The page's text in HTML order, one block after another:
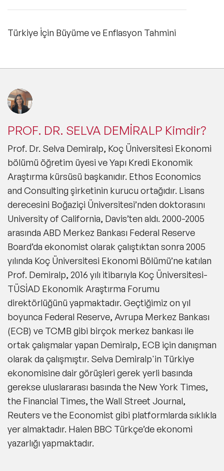
Türkiye İçin Büyüme ve Enflasyon Tahmini
PROF. DR. SELVA DEMİRALP Kimdir?
Prof. Dr. Selva Demiralp, Koç Üniversitesi Ekonomi
bölümü öğretim üyesi ve Yapı Kredi Ekonomik
Araştırma kürsüsü başkanıdır. Ethos Economics
and Consulting şirketinin kurucu ortağıdır. Lisans
derecesini Boğaziçi Üniversitesi’nden doktorasını
University of California, Davis’ten aldı. 2000-2005
arasında ABD Merkez Bankası Federal Reserve
Board’da ekonomist olarak çalıştıktan sonra 2005
yılında Koç Üniversitesi Ekonomi Bölümü’ne katılan
Prof. Demiralp, 2016 yılı itibarıyla Koç Üniversitesi-
TÜSİAD Ekonomik Araştırma Forumu
direktörlüğünü yapmaktadır. Geçtiğimiz on yıl
boyunca Federal Reserve, Avrupa Merkez Bankası
(ECB) ve TCMB gibi birçok merkez bankası ile
ortak çalışmalar yapan Demiralp, ECB için danışman
olarak da çalışmıştır. Selva Demiralp'in Türkiye
ekonomisine dair görüşleri gerek yerli basında
gerekse uluslararası basında the New York Times,
the Financial Times, the Wall Street Journal,
Reuters ve the Economist gibi platformlarda sıklıkla
yer almaktadır. Halen BBC Türkçe’de ekonomi
yazarlığı yapmaktadır.